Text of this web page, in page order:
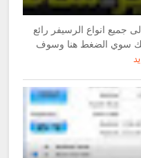
جميع انواع الرسيفر رائع
سوي الضغط هنا وسوف